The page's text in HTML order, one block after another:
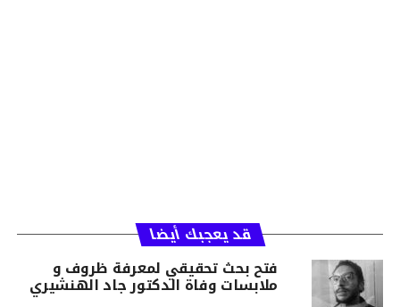
قد يعجبك أيضا
فتح بحث تحقيقي لمعرفة ظروف و
ملابسات وفاة الدكتور جاد الهنشيري